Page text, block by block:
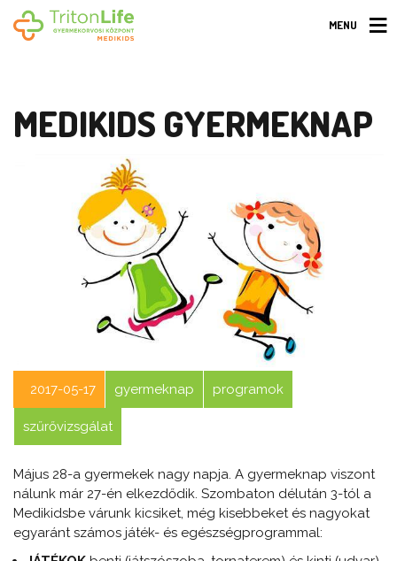
MENU
MEDIKIDS GYERMEKNAP
2017-05-17 gyermeknap programok
szűrővizsgálat
Május 28-a gyermekek nagy napja. A gyermeknap viszont
nálunk már 27-én elkezdődik. Szombaton délután 3-tól a
Medikidsbe várunk kicsiket, még kisebbeket és nagyokat
egyaránt számos játék- és egészségprogrammal: